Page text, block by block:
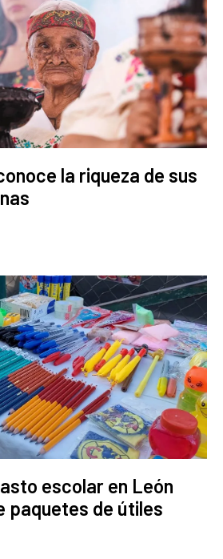
la riqueza de sus
escolar en León
paquetes de útiles